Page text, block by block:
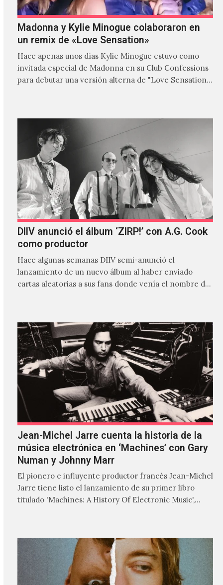
Madonna y Kylie Minogue colaboraron en
un remix de «Love Sensation»
Hace apenas unos días Kylie Minogue estuvo como
invitada especial de Madonna en su Club Confessions
para debutar una versión alterna de "Love Sensation",
DIIV anunció el álbum ‘ZIRP!’ con A.G. Cook
como productor
Hace algunas semanas DIIV semi-anunció el
lanzamiento de un nuevo álbum al haber enviado
cartas aleatorias a sus fans donde venía el nombre de
Jean-Michel Jarre cuenta la historia de la
música electrónica en ‘Machines’ con Gary
Numan y Johnny Marr
El pionero e influyente productor francés Jean-Michel
Jarre tiene listo el lanzamiento de su primer libro
titulado 'Machines: A History Of Electronic Music',